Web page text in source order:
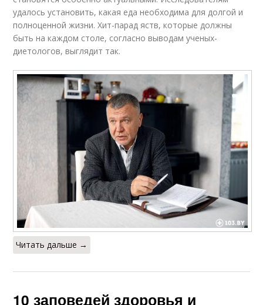
удалось установить, какая еда необходима для долгой и
полноценной жизни. Хит-парад яств, которые должны
быть на каждом столе, согласно выводам ученых-
диетологов, выглядит так.
Читать дальше →
10 заповедей здоровья и